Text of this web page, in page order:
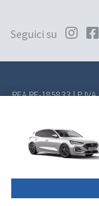
Seguici su
REA RE-185833 |
Soggetto al
Cookie Policy